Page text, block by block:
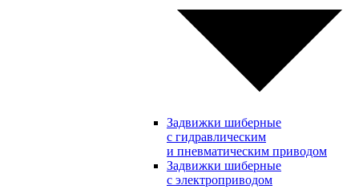
Задвижки шиберные
с гидравлическим
и пневматическим приводом
Задвижки шиберные
с электроприводом